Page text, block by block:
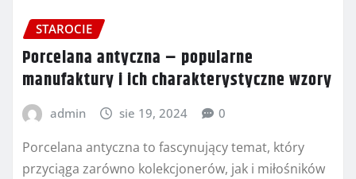
STAROCIE
Porcelana antyczna – popularne
manufaktury i ich charakterystyczne wzory
admin sie 19, 2024 0
Porcelana antyczna to fascynujący temat, który
przyciąga zarówno kolekcjonerów, jak i miłośników